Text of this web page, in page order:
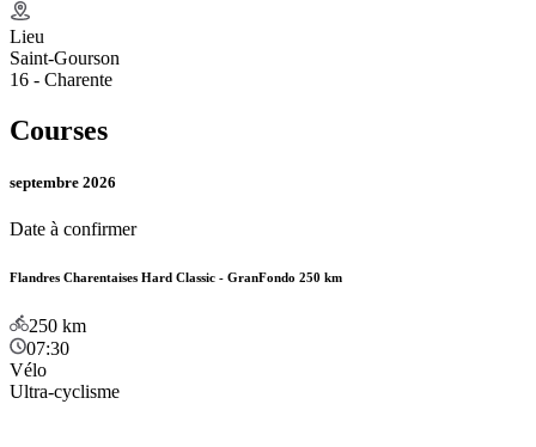
Lieu
Saint-Gourson
16 - Charente
Courses
septembre 2026
Date à confirmer
Flandres Charentaises Hard Classic - GranFondo 250 km
250 km
07:30
Vélo
Ultra-cyclisme